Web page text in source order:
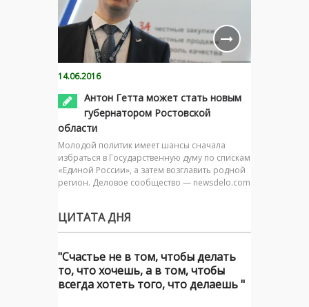
14.06.2016
Антон Гетта может стать новым
губернатором Ростовской
области
Молодой политик имеет шансы сначала
избраться в Государственную думу по спискам
«Единой России», а затем возглавить родной
регион. Деловое сообщество — newsdelo.com
ЦИТАТА ДНЯ
"Счастье не в том, чтобы делать
то, что хочешь, а в том, чтобы
всегда хотеть того, что делаешь "